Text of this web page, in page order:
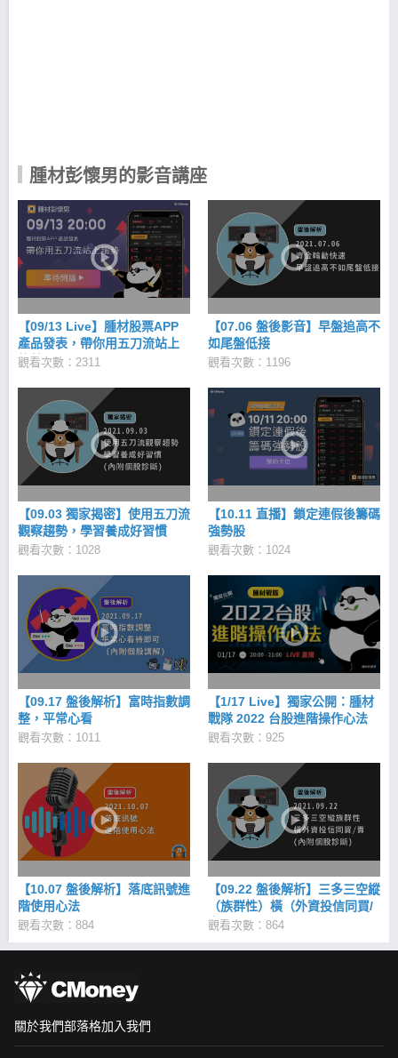
讓大家都能用這軟體輕鬆遨遊於股海中！ 我想給還在
股海迷茫的你一些建議 如同前面所說，剛踏入股市中
我也遭遇過失敗， 因此我想給還在迷茫的你，幾點建
議： 1. 失敗不可怕，要記取教訓並制定投資紀律 2.
絕對要嚴格遵守投資紀律，才可以小賠大賺 3. 盤後功
課很重要，只投資有研究的股票 4. 資金比例平均分
配，不要重押單一個股 5. 利用移動停利做好鎖住獲利
的方式 「身體健康為首要，別聽信消息追高殺低，控
制好資金部位， 不需做過大的冒險，穩健投資才能笑
到最後。」---腫材彭懷男
腫材彭懷男的影音講座
【09/13 Live】腫材股票APP
產品發表，帶你用五刀流站上
趨勢
觀看次數：2311
【07.06 盤後影音】早盤追高不
如尾盤低接
觀看次數：1196
【09.03 獨家揭密】使用五刀流
觀察趨勢，學習養成好習慣
觀看次數：1028
【10.11 直播】鎖定連假後籌碼
強勢股
觀看次數：1024
【09.17 盤後解析】富時指數調
整，平常心看
觀看次數：1011
【1/17 Live】獨家公開：腫材
戰隊 2022 台股進階操作心法
觀看次數：925
【10.07 盤後解析】落底訊號進
階使用心法
觀看次數：884
【09.22 盤後解析】三多三空縱
（族群性）橫（外資投信同買/
賣）
觀看次數：864
關於我們部落格加入我們